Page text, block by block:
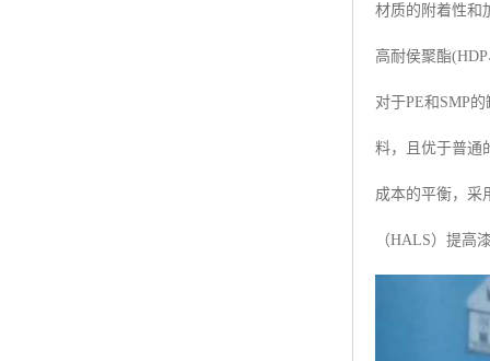
材质的附着性和
高耐侯聚酯
对于PE和SMP
料，且优于普通
成本的平衡，采
（HALS）提高